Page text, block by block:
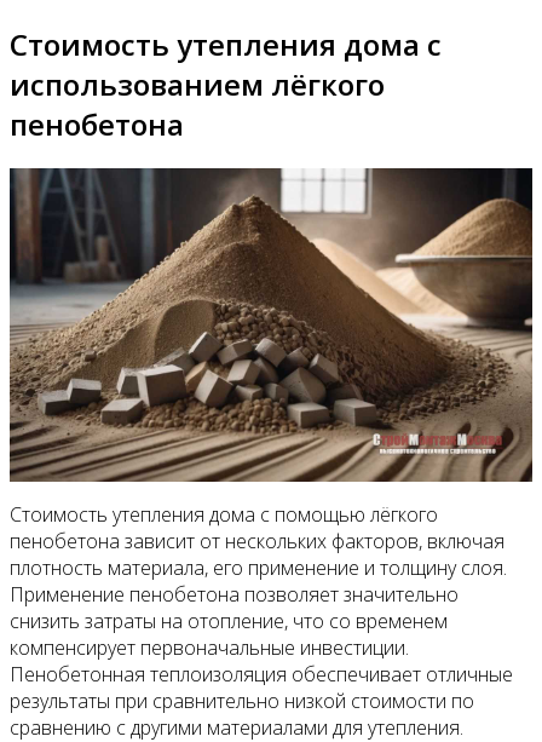
Стоимость утепления дома с
использованием лёгкого
пенобетона
Стоимость утепления дома с помощью лёгкого
пенобетона зависит от нескольких факторов, включая
плотность материала, его применение и толщину слоя.
Применение пенобетона позволяет значительно
снизить затраты на отопление, что со временем
компенсирует первоначальные инвестиции.
Пенобетонная теплоизоляция обеспечивает отличные
результаты при сравнительно низкой стоимости по
сравнению с другими материалами для утепления.